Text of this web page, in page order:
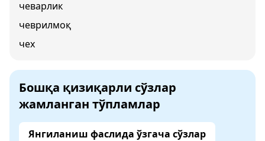
чеварлик
чеврилмоқ
чех
Бошқа қизиқарли сўзлар
жамланган тўпламлар
Янгиланиш фаслида ўзгача сўзлар